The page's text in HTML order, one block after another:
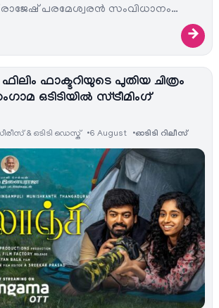
രാജേഷ് പരമേശ്വരൻ സംവിധാനം…
→
ഫാക്ടറിയുടെ പുതിയ ചിത്രം
ഒടിടിയിൽ സ്ട്രീമിംഗ്
& ഒടിടി ഡെസ്ക് 6 August ഓടിടി റിലീസ്